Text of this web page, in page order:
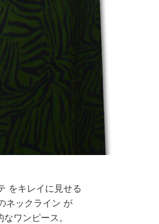
をキレイに見せる
ネックライン が
なワンピース。